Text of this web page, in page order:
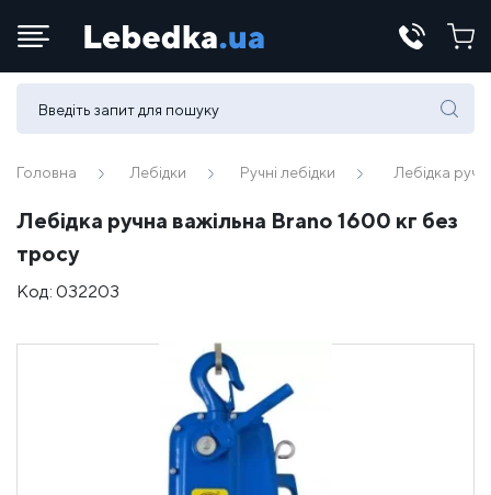
Телефони:
(067) 430 82-15
Головна Лебідки Ручні лебідки Лебідка
Лебідка ручна важільна Brano 1600 кг без
тросу
Код: 032203